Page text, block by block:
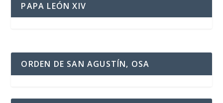
PAPA LEÓN XIV
ORDEN DE SAN AGUSTÍN, OSA